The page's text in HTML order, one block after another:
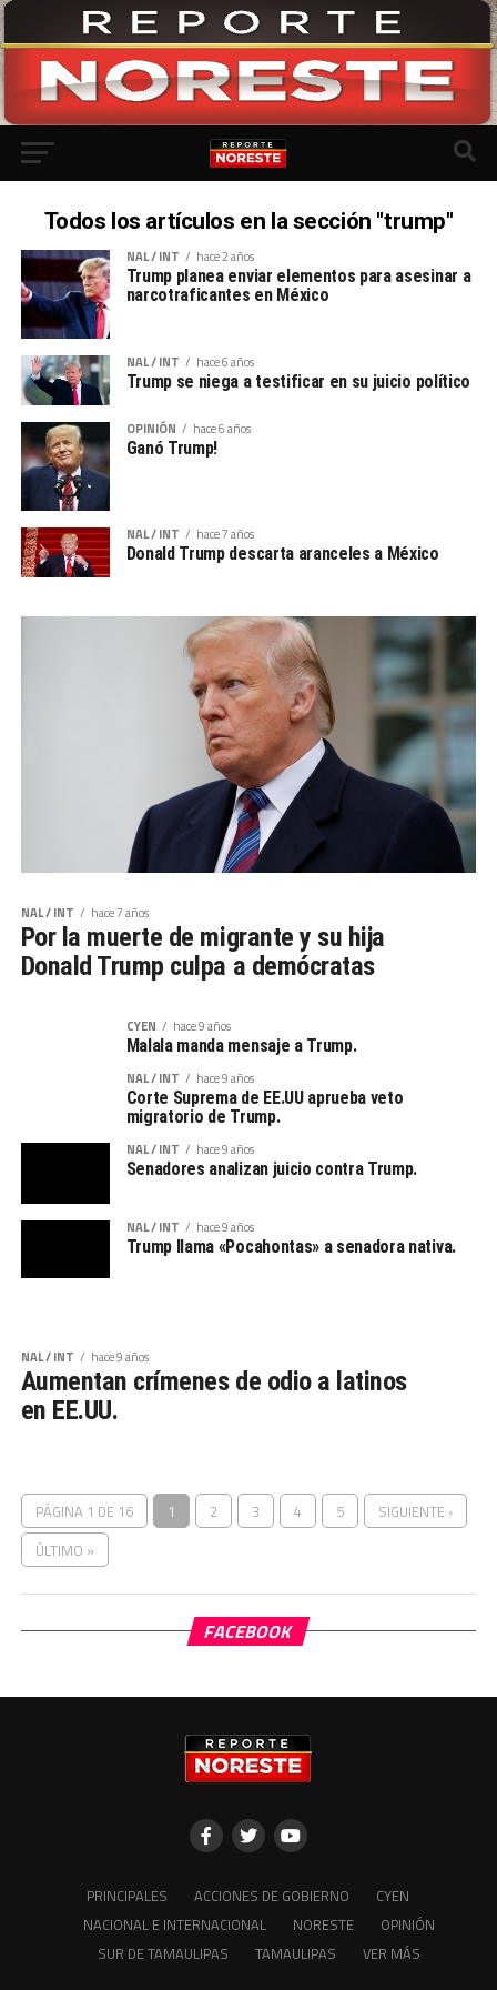
Todos los artículos en la sección "trump"
NAL / INT hace 2 años
Trump planea enviar elementos para asesinar a
narcotraficantes en México
NAL / INT hace 6 años
Trump se niega a testificar en su juicio político
OPINIÓN hace 6 años
Ganó Trump!
NAL / INT hace 7 años
Donald Trump descarta aranceles a México
NAL / INT hace 7 años
Por la muerte de migrante y su hija
Donald Trump culpa a demócratas
CYEN hace 9 años
Malala manda mensaje a Trump.
NAL / INT hace 9 años
Corte Suprema de EE.UU aprueba veto
migratorio de Trump.
NAL / INT hace 9 años
Senadores analizan juicio contra Trump.
NAL / INT hace 9 años
Trump llama «Pocahontas» a senadora nativa.
Aumentan crímenes de odio a latinos
en EE.UU.
PÁGINA 1 DE 16 1 2 3 4 5
SIGUIENTE ›
ÚLTIMO »
NACIONAL E INTERNACIONAL
NORESTE
OPINIÓN
SUR DE TAMAULIPAS
TAMAULIPAS VER MÁS